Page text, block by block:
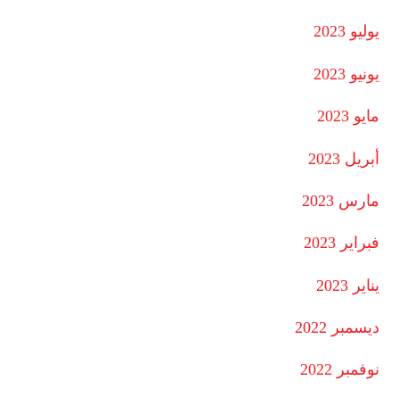
يوليو 2023
يونيو 2023
مايو 2023
أبريل 2023
مارس 2023
فبراير 2023
يناير 2023
ديسمبر 2022
نوفمبر 2022